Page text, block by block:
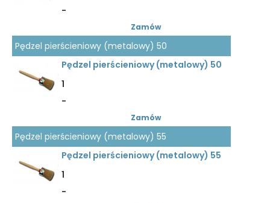
-
Zamów
Pędzel pierścieniowy (metalowy) 50
Pędzel pierścieniowy (metalowy) 50
1
-
Zamów
Pędzel pierścieniowy (metalowy) 55
Pędzel pierścieniowy (metalowy) 55
1
-